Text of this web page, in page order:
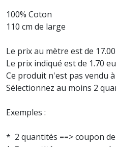
100% Coton
110 cm de large
Le prix au mètre est de
Le prix indiqué est de 1.70
Ce produit n'est pas vendu
Sélectionnez au moins 2
Exemples :
* 2 quantités ==> coupon